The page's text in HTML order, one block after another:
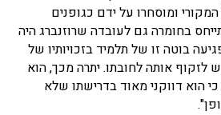
ומוסחרו על ידם כגופנים
בחומרה גם לעובדה שרוזנברג היה
בוטה זו של תלמיד בזכויותיו של
לזקוף אותה לחובתו. יתרה מכך, הוא
הוא דווקני מאוד בדרישתו שלא